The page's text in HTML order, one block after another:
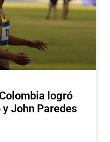
logró
y John Paredes